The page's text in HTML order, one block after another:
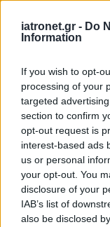
iatronet.gr - Do
Information
If you wish to opt-
processing of your
targeted
section to confirm
opt-out request is
interest-based ads
us or personal
your opt-out. You
disclosure of your
IAB’s list of
also be disclosed